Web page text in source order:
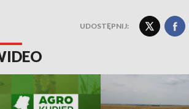
UDOSTĘPNIJ: